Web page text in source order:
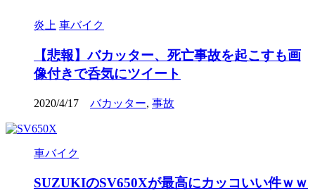
炎上 車バイク
【悲報】バカッター、死亡事故を起こすも画
像付きで呑気にツイート
2020/4/17 バカッター, 事故
車バイク
SUZUKIのSV650Xが最高にカッコいい件ｗｗ